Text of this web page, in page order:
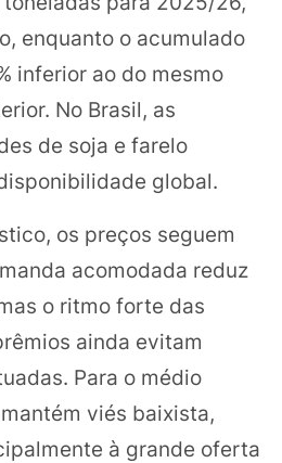
enquanto o acumulado
inferior ao do mesmo
No Brasil, as
de soja e farelo
global.
os preços seguem
acomodada reduz
o ritmo forte das
ainda evitam
Para o médio
viés baixista,
à grande oferta